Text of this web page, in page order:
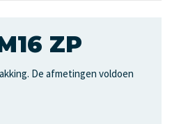
ZP
De afmetingen voldoen